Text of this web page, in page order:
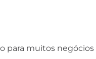
muitos negócios